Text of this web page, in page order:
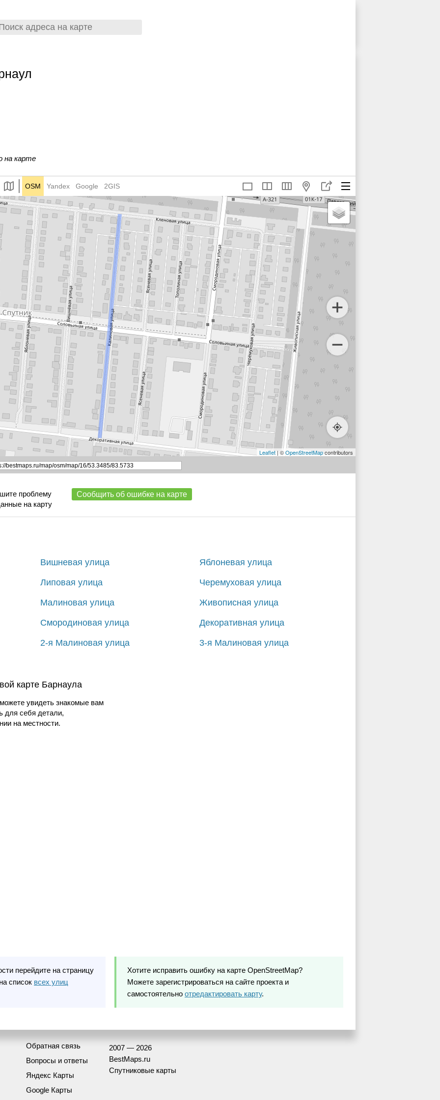
на карте
OSM Yandex Google 2GIS
Leaflet | ©OpenStreetMapcontributors
проблему
на карту
Сообщить об ошибке на карте
Вишневая улица Яблоневая улица
Липовая улица Черемуховая улица
Малиновая улица Живописная улица
Смородиновая улица Декоративная улица
2-я Малиновая улица 3-я Малиновая улица
карте Барнаула
увидеть знакомые вам
для себя детали,
на местности.
перейдите на страницу
список всех улиц
Хотите исправить ошибку на карте OpenStreetMap?
Можете зарегистрироваться на сайте проекта и
самостоятельно отредактировать карту.
Обратная связь
Вопросы и ответы
Яндекс Карты
Google Карты
2007 — 2026
BestMaps.ru
Спутниковые карты